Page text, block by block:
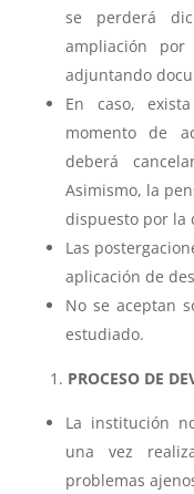
se perderá
ampliación
adjuntando
En caso,
momento de
deberá
Asimismo, la
dispuesto por la
Las
aplicación de
No se aceptan
estudiado.
PROCESO DE
La institución
una vez
problemas